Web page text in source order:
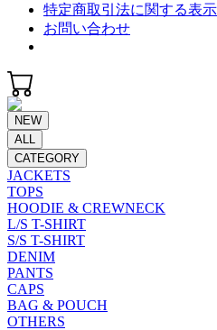
特定商取引法に関する表示
お問い合わせ
NEW
ALL
CATEGORY
JACKETS
TOPS
HOODIE & CREWNECK
L/S T-SHIRT
S/S T-SHIRT
DENIM
PANTS
CAPS
BAG & POUCH
OTHERS